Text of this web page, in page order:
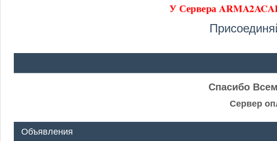
У Сервера
Спасибо
Сервер
Объявления